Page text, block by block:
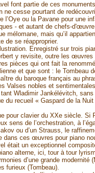
font partie de ces
ne cesse pourtant de
l’Oye ou la Pavane pour une
- et autant de chefs-
mélomane, mais qu’il
de se réapproprier.
Enregistré sur trois
y revisite, outre les œuvres
pièces qui ont fait la
et que sont : le Tombeau
du baroque français au
Valses nobles et
Wladimir Jankélévitch, sans
du recueil « Gaspard de la Nuit
pour clavier du XXe siècle. Si
sens de l’orchestration, à
ou d’un Strauss, le
dans ces œuvres pour piano
était un exceptionnel
alterne, ici, tour à tour
d’une grande modernité
furieux (Tombeau).